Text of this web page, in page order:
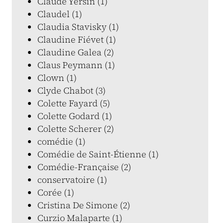
Claudel (1)
Claudia Stavisky (1)
Claudine Fiévet (1)
Claudine Galea (2)
Claus Peymann (1)
Clown (1)
Clyde Chabot (3)
Colette Fayard (5)
Colette Godard (1)
Colette Scherer (2)
comédie (1)
Comédie de Saint-Étienne (1)
Comédie-Française (2)
conservatoire (1)
Corée (1)
Cristina De Simone (2)
Curzio Malaparte (1)